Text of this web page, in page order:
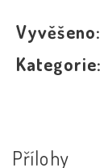
Vyvěšeno:
Kategorie:
Přílohy